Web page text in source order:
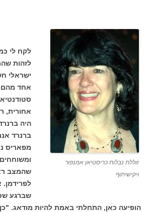
זוללת נבלות כריסטיאן אמנפור
ויקישיתוף
לקח לי
לזהות
ישראלי
אחד
אחורית,
היה
ברנרד
מפאריס
שהמצב
לפרידמן.
שברגע
הופיעה כאן, התחלתי באמת להיות מודאג.